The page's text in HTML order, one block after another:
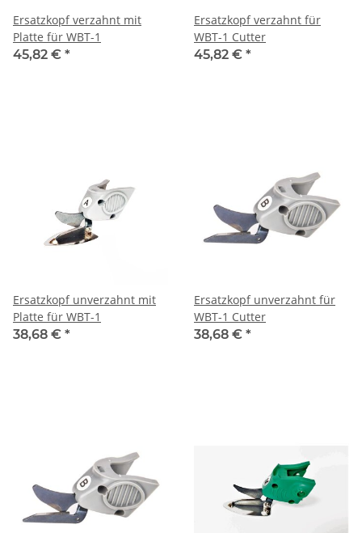
Ersatzkopf verzahnt mit
Platte für WBT-1
45,82 € *
Ersatzkopf verzahnt für
WBT-1 Cutter
45,82 € *
Ersatzkopf unverzahnt mit
Platte für WBT-1
38,68 € *
Ersatzkopf unverzahnt für
WBT-1 Cutter
38,68 € *